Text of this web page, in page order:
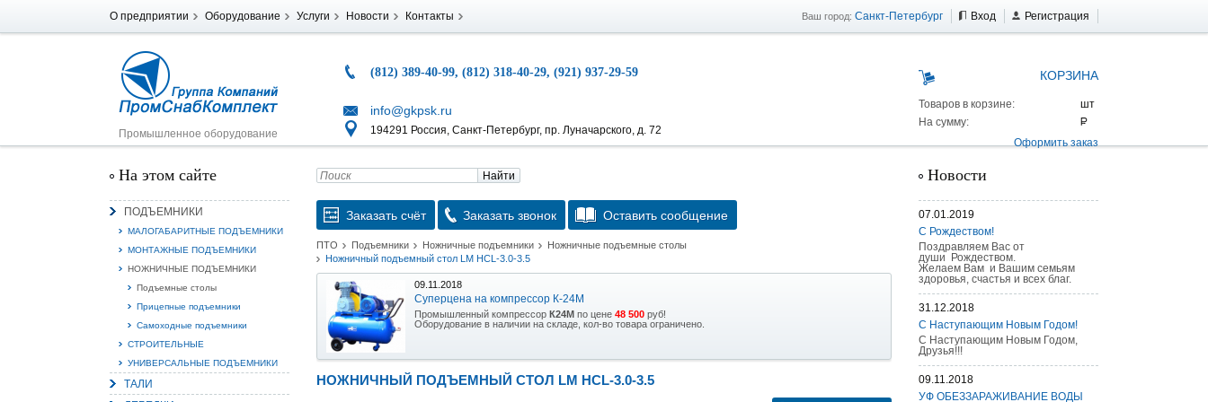
О предприятии Оборудование Услуги Новости Контакты Ваш город: Санкт-Петербург Вход Регистрация
Промышленное оборудование
(812) 389-40-99, (812) 318-40-29, (921) 937-29-59
info@gkpsk.ru
194291 Россия, Санкт-Петербург, пр. Луначарского, д. 72
КОРЗИНА
Товаров в корзине:
На сумму:
Оформить заказ
На этом сайте
ПОДЪЕМНИКИ
МАЛОГАБАРИТНЫЕ ПОДЪЕМНИКИ
МОНТАЖНЫЕ ПОДЪЕМНИКИ
НОЖНИЧНЫЕ ПОДЪЕМНИКИ
Подъемные столы
Прицепные подъемники
Самоходные подъемники
СТРОИТЕЛЬНЫЕ
УНИВЕРСАЛЬНЫЕ ПОДЪЕМНИКИ
ТАЛИ
Найти
Заказать счёт Заказать звонок Оставить сообщение
ПТО Подъемники Ножничные подъемники
Ножничные подъемные столы
Ножничный подъемный стол LM HCL-3.0-3.5
09.11.2018
Суперцена на компрессор К-24М
Промышленный компрессор К24М по цене 48 500 руб!
Оборудование в наличии на складе, кол-во товара ограничено.
15.10.2018
Скидка на гидравлическую тележку
Уникальная возможность приобрести (в наличии на складе) тележку гидравлическую AS 25 г/п
НОЖНИЧНЫЙ ПОДЪЕМНЫЙ СТОЛ LM HCL-3.0-3.5
Новости
07.01.2019
С Рождеством!
Поздравляем Вас от
души Рождеством.
Желаем Вам и Вашим семьям
здоровья, счастья и всех благ.
31.12.2018
С Наступающим Новым Годом!
С Наступающим Новым Годом,
Друзья!!!
09.11.2018
УФ ОБЕЗЗАРАЖИВАНИЕ ВОДЫ